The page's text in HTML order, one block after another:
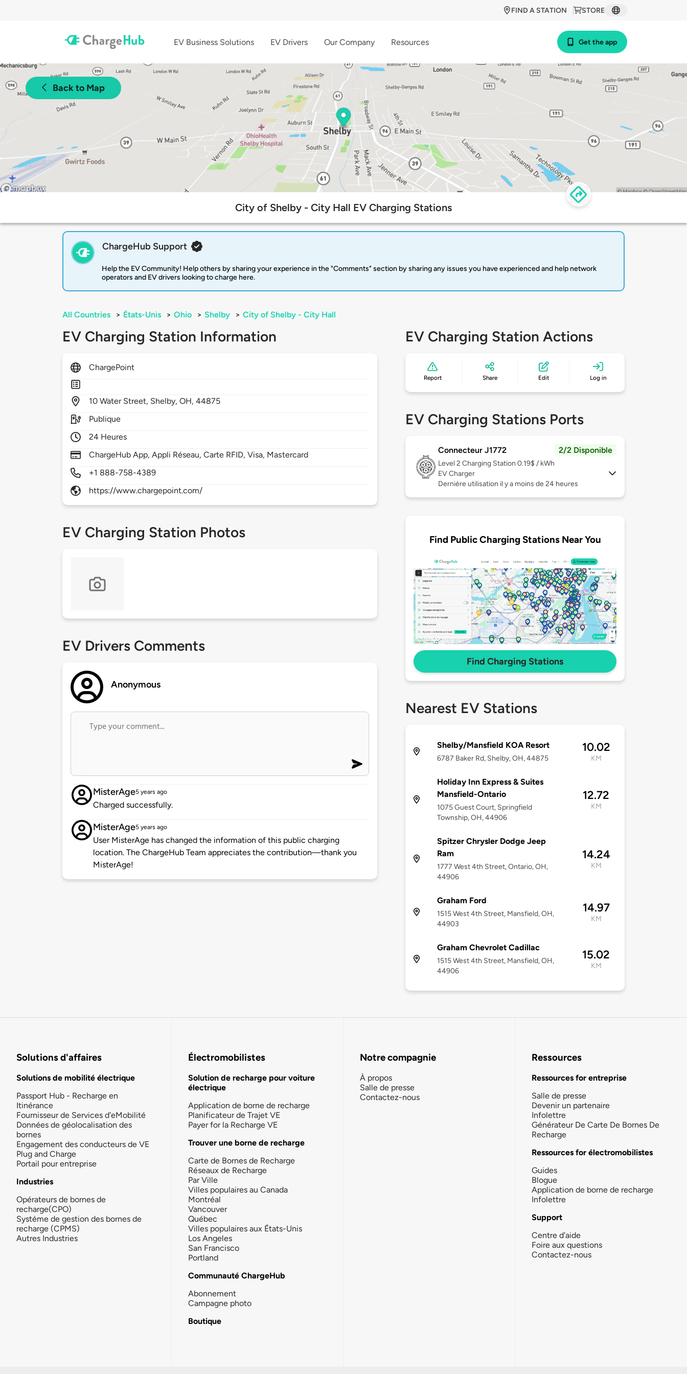
STORE
FIND A STATION
EV Business Solutions EV Drivers Our Company Resources Get the app
Back to Map
City of Shelby - City Hall EV Charging Stations
ChargeHub Support
Help the EV Community! Help others by sharing your experience in the "Comments" section by sharing any issues you have experienced and help network
operators and EV drivers looking to charge here.
All Countries > États-Unis > Ohio > Shelby > City of Shelby - City Hall
EV Charging Station Information
ChargePoint
10Water Street, Shelby,OH,44875
Publique
24 Heures
ChargeHub App, Appli Réseau, Carte RFID, Visa, Mastercard
+1 888-758-4389
https://www.chargepoint.com/
EV Charging Station Photos
EV Drivers Comments
Anonymous
MisterAge5 years ago
Charged successfully.
MisterAge5 years ago
User MisterAge has changed the information of this public charging
location. The ChargeHub Team appreciates the contribution—thank you
MisterAge!
EV Charging Station Actions
Report Share Edit Log in
EV Charging Stations Ports
Connecteur J1772 2/2 Disponible
Level 2 Charging Station 0.19$ / kWh
EV Charger
Dernière utilisation il y a moins de 24 heures
Find Public Charging Stations Near You
Find Charging Stations
Nearest EV Stations
Shelby/Mansfield KOA Resort
6787 Baker Rd, Shelby, OH, 44875
10.02
KM
Holiday Inn Express & Suites
Mansfield-Ontario
1075 Guest Court, Springfield
Township, OH, 44906
12.72
KM
Spitzer Chrysler Dodge Jeep
Ram
1777 West 4th Street, Ontario, OH,
44906
14.24
KM
Graham Ford
1515 West 4th Street, Mansfield, OH,
44903
14.97
KM
Graham Chevrolet Cadillac
1515 West 4th Street, Mansfield, OH,
44906
15.02
KM
Solutions d'affaires
Solutions de mobilité électrique
Passport Hub - Recharge en
Itinérance
Fournisseur de Services d'eMobilité
Données de géolocalisation des
bornes
Engagement des conducteurs de VE
Plug and Charge
Portail pour entreprise
Industries
Opérateurs de bornes de
recharge(CPO)
Système de gestion des bornes de
recharge (CPMS)
Autres Industries
Électromobilistes
Solution de recharge pour voiture
électrique
Application de borne de recharge
Planificateur de Trajet VE
Payer for la Recharge VE
Trouver une borne de recharge
Carte de Bornes de Recharge
Réseaux de Recharge
Par Ville
Villes populaires au Canada
Montréal
Vancouver
Québec
Villes populaires aux États-Unis
Los Angeles
San Francisco
Portland
Communauté ChargeHub
Abonnement
Campagne photo
Boutique
Notre compagnie
À propos
Salle de presse
Contactez-nous
Ressources
Ressources for entreprise
Salle de presse
Devenir un partenaire
Infolettre
Générateur De Carte De Bornes De
Recharge
Ressources for électromobilistes
Guides
Blogue
Application de borne de recharge
Infolettre
Support
Centre d'aide
Foire aux questions
Contactez-nous